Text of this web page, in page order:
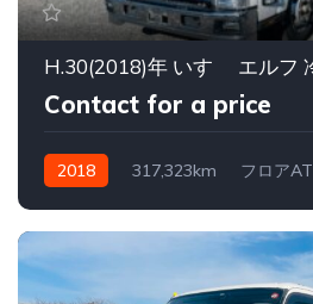
Contact for a price
2018 317,323km フロアAT